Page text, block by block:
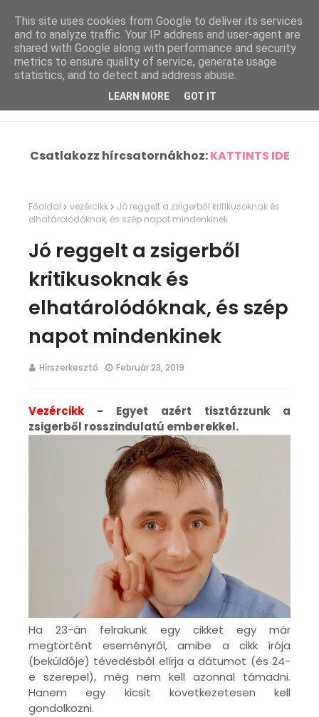
Csatlakozz hírcsatornákhoz:KATTINTS IDE
Főoldal vezércikk
Jó reggelt a zsigerből kritikusoknak és
elhatárolódóknak, és szép napot mindenkinek
Jó reggelt a zsigerből
kritikusoknak és
elhatárolódóknak, és szép
napot mindenkinek
Hírszerkesztő Február 23, 2019
Vezércikk - Egyet azért tisztázzunk a
zsigerből rosszindulatú emberekkel.
Ha 23-án felrakunk egy cikket egy már
megtörtént eseményről, amibe a cikk írója
(beküldője) tévedésből elírja a dátumot (és 24-
e szerepel), még nem kell azonnal támadni.
Hanem egy kicsit következetesen kell
gondolkozni.
This site uses cookies from Google to deliver its services
and to analyze traffic. Your IP address and user-agent are
shared with Google along with performance and security
metrics to ensure quality of service, generate usage
statistics, and to detect and address abuse.
LEARN MORE GOT IT